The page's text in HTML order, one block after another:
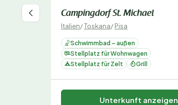
Campingdorf St. Michael
Italien/Toskana/Pisa
Schwimmbad – außen
Stellplatz für Wohnwagen
Stellplatz für Zelt
Grill
Unterkunft anzeigen